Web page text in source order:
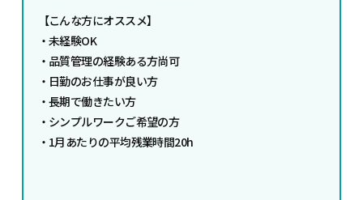
【こんな方にオススメ】
・未経験OK
・品質管理の経験ある方尚可
・日勤のお仕事が良い方
・長期で働きたい方
・シンプルワークご希望の方
・1月あたりの平均残業時間20h